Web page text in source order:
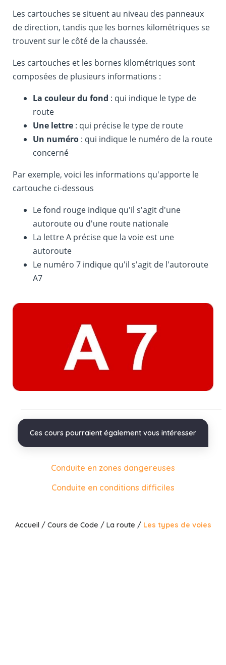
Les cartouches se situent au niveau des panneaux
de direction, tandis que les bornes kilométriques se
trouvent sur le côté de la chaussée.
Les cartouches et les bornes kilométriques sont
composées de plusieurs informations :
La couleur du fond : qui indique le type de
route
Une lettre: qui précise le type de route
Un numéro: qui indique le numéro de la route
concerné
Par exemple, voici les informations qu'apporte le
cartouche ci-dessous
Le fond rouge indique qu'il s'agit d'une
autoroute ou d'une route nationale
La lettre A précise que la voie est une
autoroute
Le numéro 7 indique qu'il s'agit de l'autoroute
A7
Ces cours pourraient également vous intéresser
Conduite en zones dangereuses
Conduite en conditions difficiles
Accueil/ Cours de Code / La route / Les types de voies